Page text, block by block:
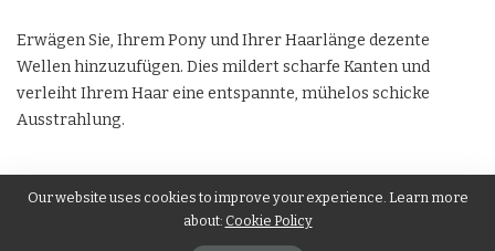
Erwägen Sie, Ihrem Pony und Ihrer Haarlänge dezente
Wellen hinzuzufügen. Dies mildert scharfe Kanten und
verleiht Ihrem Haar eine entspannte, mühelos schicke
Ausstrahlung.
einen tiefen Seitenscheitel oder sogar einen Pony und
Mittelscheitel für unterschiedliche Looks. Jeder Stil betont
Our website uses cookies to improve your experience. Learn more
about: Cookie Policy